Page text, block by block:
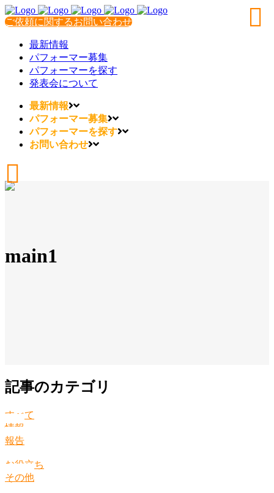
ご依頼に関するお問い合わせ
最新情報
パフォーマー募集
パフォーマーを探す
発表会について
最新情報
パフォーマー募集
パフォーマーを探す
お問い合わせ
main1
記事のカテゴリ
すべて
情報
報告
お役立ち
その他